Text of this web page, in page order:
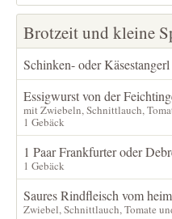
Brotzeit und kleine
Schinken- oder Käsestangerl
Essigwurst von der
mit Zwiebeln, Schnittlauch,
1 Gebäck
1 Paar Frankfurter oder
1 Gebäck
Saures Rindfleisch vom
Zwiebel, Schnittlauch, Tomate